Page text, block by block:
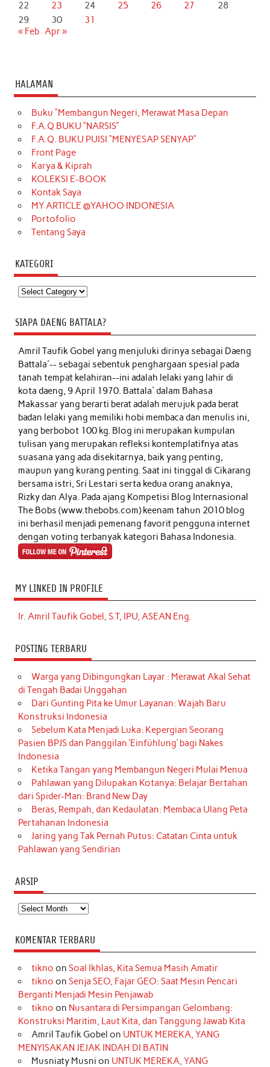
22
23 24 25 26 27
28
29
30
31
« Feb Apr »
HALAMAN
Buku “Membangun Negeri, Merawat Masa Depan
F.A.Q BUKU “NARSIS”
F.A.Q. BUKU PUISI “MENYESAP SENYAP”
Front Page
Karya & Kiprah
KOLEKSI E-BOOK
Kontak Saya
MY ARTICLE @YAHOO INDONESIA
Portofolio
Tentang Saya
KATEGORI
Kategori
SIAPA DAENG BATTALA?
Amril Taufik Gobelyang menjuluki dirinya sebagai Daeng
Battala'-- sebagai sebentuk penghargaan spesial pada
tanah tempat kelahiran--ini adalah lelaki yang lahir di
kota daeng, 9 April 1970. Battala' dalam Bahasa
Makassar yang berarti berat adalah merujuk pada berat
badan lelaki yang memiliki hobi membaca dan menulis ini,
yang berbobot 100 kg. Blog ini merupakan kumpulan
tulisan yang merupakan refleksi kontemplatifnya atas
suasana yang ada disekitarnya, baik yang penting,
maupun yang kurang penting. Saat ini tinggal di Cikarang
bersama istri, Sri Lestari serta kedua orang anaknya,
Rizky dan Alya. Pada ajang Kompetisi Blog Internasional
The Bobs (www.thebobs.com) keenam tahun 2010 blog
ini berhasil menjadi pemenang favorit pengguna internet
dengan voting terbanyak kategori Bahasa Indonesia.
MY LINKED IN PROFILE
Ir. Amril Taufik Gobel, S.T, IPU, ASEAN Eng.
POSTING TERBARU
Warga yang Dibingungkan Layar : Merawat Akal Sehat
di Tengah Badai Unggahan
Dari Gunting Pita ke Umur Layanan: Wajah Baru
Konstruksi Indonesia
Sebelum Kata Menjadi Luka: Kepergian Seorang
Pasien BPJS dan Panggilan ‘Einfühlung’ bagi Nakes
Indonesia
Ketika Tangan yang Membangun Negeri Mulai Menua
Pahlawan yang Dilupakan Kotanya: Belajar Bertahan
dari Spider-Man: Brand New Day
Beras, Rempah, dan Kedaulatan: Membaca Ulang Peta
Pertahanan Indonesia
Jaring yang Tak Pernah Putus: Catatan Cinta untuk
Pahlawan yang Sendirian
ARSIP
Arsip
KOMENTAR TERBARU
tikno on Soal Ikhlas, Kita Semua Masih Amatir
tikno on Senja SEO, Fajar GEO: Saat Mesin Pencari
Berganti Menjadi Mesin Penjawab
tikno on Nusantara di Persimpangan Gelombang:
Konstruksi Maritim, Laut Kita, dan Tanggung Jawab Kita
Amril Taufik Gobel on UNTUK MEREKA, YANG
MENYISAKAN JEJAK INDAH DI BATIN
Musniaty Musni on UNTUK MEREKA, YANG